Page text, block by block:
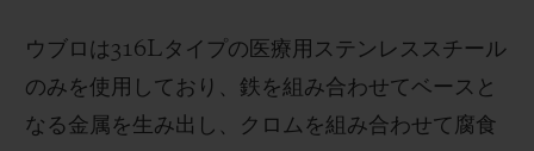
ウブロは316L タイプの医療用ステンレススチール
のみを使用しており、鉄を組み合わせてベースと
なる金属を生み出し、クロムを組み合わせて腐食